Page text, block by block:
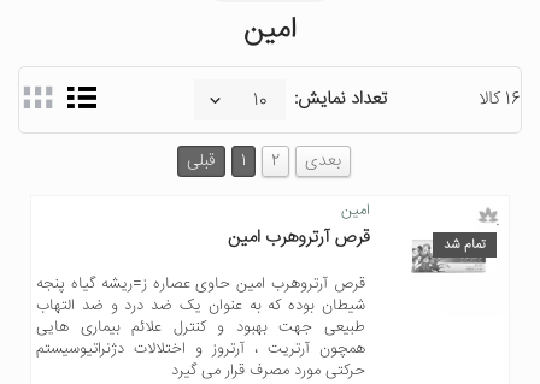
امین
16 کالا تعداد نمایش:
قبلی 1 2 بعدی
تمام شد
امین
قرص آرتروهرب امین
قرص آرتروهرب امین حاوی عصاره ز=ریشه گیاه پنجه
شیطان بوده که به عنوان یک ضد درد و ضد التهاب
طبیعی جهت بهبود و کنترل علائم بیماری هایی
همچون آرتریت ، آرتروز و اختلالات دژنراتیوسیستم
حرکتی مورد مصرف قرار می گیرد